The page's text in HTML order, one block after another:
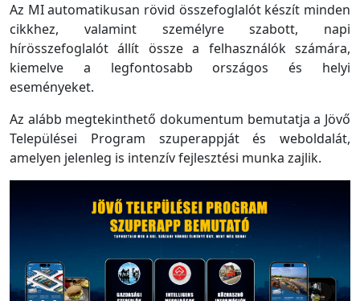
Az MI automatikusan rövid összefoglalót készít minden
cikkhez, valamint személyre szabott, napi
hírösszefoglalót állít össze a felhasználók számára,
kiemelve a legfontosabb országos és helyi
eseményeket.
Az alább megtekinthető dokumentum bemutatja a Jövő
Települései Program szuperappját és weboldalát,
amelyen jelenleg is intenzív fejlesztési munka zajlik.